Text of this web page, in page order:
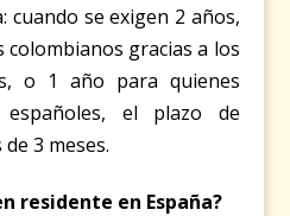
cuando se exigen 2 años,
colombianos gracias a los
o 1 año para quienes
el plazo de
3 meses.
residente en España?